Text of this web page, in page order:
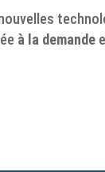
à la demande